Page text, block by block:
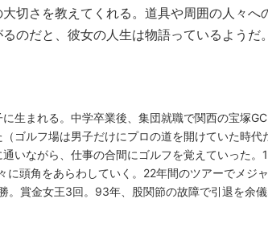
切さを教えてくれる。道具や周囲の人々へ
のだと、彼女の人生は物語っているようだ。
生まれる。中学卒業後、集団就職で関西の宝塚
ゴルフ場は男子だけにプロの道を開けていた時代
いながら、仕事の合間にゴルフを覚えていった。
頭角をあらわしていく。22年間のツアーでメジ
賞金女王3回。93年、股関節の故障で引退を余儀